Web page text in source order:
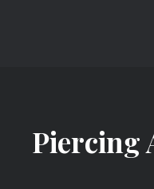
Piercing